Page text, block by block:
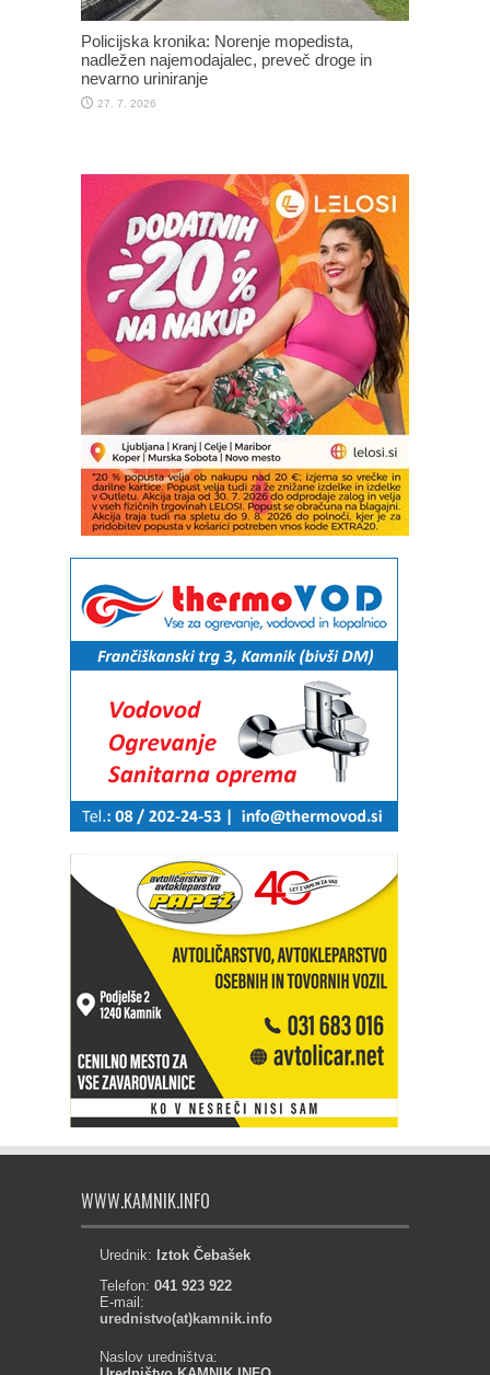
Policijska kronika: Norenje mopedista,
nadležen najemodajalec, preveč droge in
nevarno uriniranje
27. 7. 2026
WWW.KAMNIK.INFO
Urednik: Iztok Čebašek
Telefon: 041 923 922
E-mail:
urednistvo(at)kamnik.info
Naslov uredništva: